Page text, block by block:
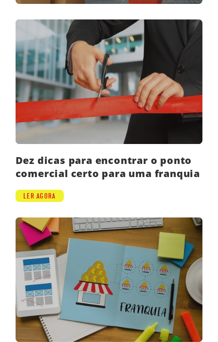
Dez dicas para encontrar o ponto
comercial certo para uma franquia
LER AGORA